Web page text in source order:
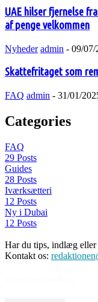
UAE hilser fjernelse
af penge velkommen
Nyheder admin - 09/07/
Skattefritaget som
FAQ admin - 31/01/
Categories
FAQ
29 Posts
Guides
28 Posts
Iværksætteri
12 Posts
Ny i Dubai
12 Posts
Har du tips, indlæg eller
Kontakt os: